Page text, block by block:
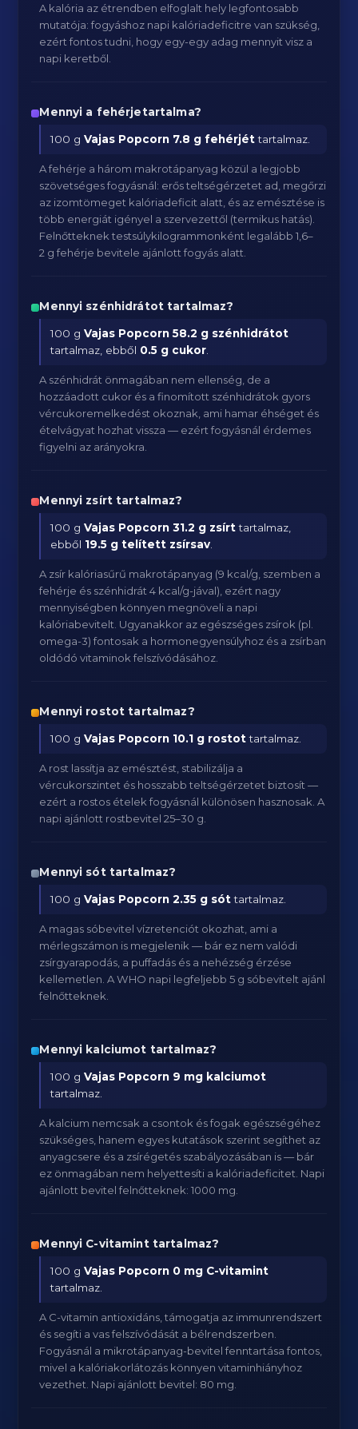
A kalória az étrendben elfoglalt hely legfontosabb
mutatója: fogyáshoz napi kalóriadeficitre van szükség,
ezért fontos tudni, hogy egy-egy adag mennyit visz a
napi keretből.
Mennyi a fehérjetartalma?
100 gVajas Popcorn 7.8 g fehérjéttartalmaz.
A fehérje a három makrotápanyag közül a legjobb
szövetséges fogyásnál: erős teltségérzetet ad, megőrzi
az izomtömeget kalóriadeficit alatt, és az emésztése is
több energiát igényel a szervezettől (termikus hatás).
Felnőtteknek testsúlykilogrammonként legalább 1,6–
2 g fehérje bevitele ajánlott fogyás alatt.
Mennyi szénhidrátot tartalmaz?
100 gVajas Popcorn 58.2 g szénhidrátot
tartalmaz, ebből 0.5 g cukor
A szénhidrát önmagában nem ellenség, de a
hozzáadott cukor és a finomított szénhidrátok gyors
vércukoremelkedést okoznak, ami hamar éhséget és
ételvágyat hozhat vissza — ezért fogyásnál érdemes
figyelni az arányokra.
Mennyi zsírt tartalmaz?
100 gVajas Popcorn 31.2 g zsírttartalmaz,
ebből 19.5 g telített zsírsav
A zsír kalóriasűrű makrotápanyag (9 kcal/g, szemben a
fehérje és szénhidrát 4 kcal/g-jával), ezért nagy
mennyiségben könnyen megnöveli a napi
kalóriabevitelt. Ugyanakkor az egészséges zsírok (pl.
omega-3) fontosak a hormonegyensúlyhoz és a zsírban
oldódó vitaminok felszívódásához.
Mennyi rostot tartalmaz?
100 gVajas Popcorn 10.1 g rostottartalmaz.
A rost lassítja az emésztést, stabilizálja a
vércukorszintet és hosszabb teltségérzetet biztosít —
ezért a rostos ételek fogyásnál különösen hasznosak. A
napi ajánlott rostbevitel 25–30 g.
Mennyi sót tartalmaz?
100 gVajas Popcorn 2.35 g sóttartalmaz.
A magas sóbevitel vízretenciót okozhat, ami a
mérlegszámon is megjelenik — bár ez nem valódi
zsírgyarapodás, a puffadás és a nehézség érzése
kellemetlen. A WHO napi legfeljebb 5 g sóbevitelt ajánl
felnőtteknek.
Mennyi kalciumot tartalmaz?
100 gVajas Popcorn 9 mg kalciumot
tartalmaz.
A kalcium nemcsak a csontok és fogak egészségéhez
szükséges, hanem egyes kutatások szerint segíthet az
anyagcsere és a zsírégetés szabályozásában is — bár
ez önmagában nem helyettesíti a kalóriadeficitet. Napi
ajánlott bevitel felnőtteknek: 1000 mg.
Mennyi C-vitamint tartalmaz?
100 gVajas Popcorn 0 mg C-vitamint
tartalmaz.
A C-vitamin antioxidáns, támogatja az immunrendszert
és segíti a vas felszívódását a bélrendszerben.
Fogyásnál a mikrotápanyag-bevitel fenntartása fontos,
mivel a kalóriakorlátozás könnyen vitaminhiányhoz
vezethet. Napi ajánlott bevitel: 80 mg.